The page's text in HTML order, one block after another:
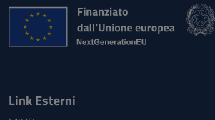
Link Esterni